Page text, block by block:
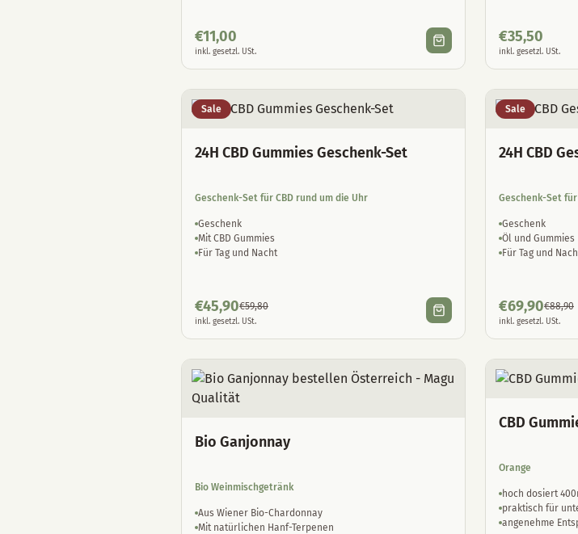
€11,00
inkl. gesetzl. USt.
€35,50
inkl. gesetzl. USt.
Sale
24H CBD Gummies Geschenk-Set
Geschenk-Set für CBD rund um die Uhr
Geschenk
Mit CBD Gummies
Für Tag und Nacht
€45,90€59,80
inkl. gesetzl. USt.
Sale
24H CBD
Geschenk-Set
Geschenk
Öl und Gummies
Für Tag und
€69,90€88,90
inkl. gesetzl. USt.
Bio Ganjonnay
Bio Weinmischgetränk
Aus Wiener Bio-Chardonnay
Mit natürlichen Hanf-Terpenen
CBD
Orange
hoch dosiert
praktisch für
angenehme